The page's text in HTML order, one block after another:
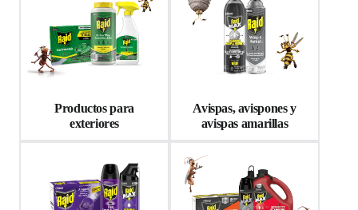
Productos para
exteriores
Avispas, avispones y
avispas amarillas